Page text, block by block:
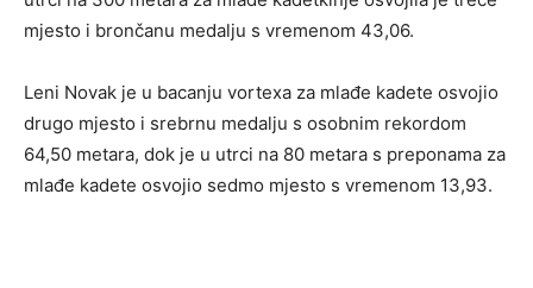
mjesto i brončanu medalju s vremenom 43,06.
Leni Novak je u bacanju vortexa za mlađe kadete osvojio
drugo mjesto i srebrnu medalju s osobnim rekordom
64,50 metara, dok je u utrci na 80 metara s preponama za
mlađe kadete osvojio sedmo mjesto s vremenom 13,93.